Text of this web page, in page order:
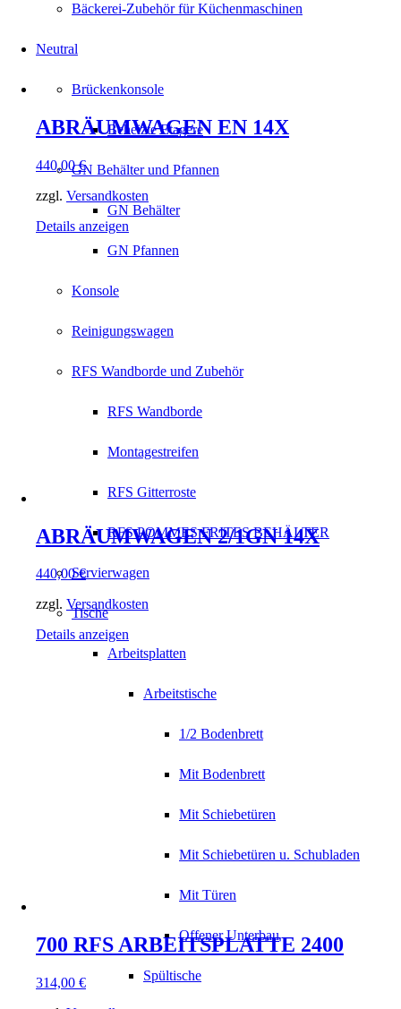
Bäckerei-Zubehör für Küchenmaschinen
Neutral
Brückenkonsole
Beheizte Etagere
GN Behälter und Pfannen
GN Behälter
GN Pfannen
Konsole
Reinigungswagen
RFS Wandborde und Zubehör
RFS Wandborde
Montagestreifen
RFS Gitterroste
RFS POMMES FRITES BEHÄLTER
Servierwagen
Tische
Arbeitsplatten
Arbeitstische
1/2 Bodenbrett
Mit Bodenbrett
Mit Schiebetüren
Mit Schiebetüren u. Schubladen
Mit Türen
Offener Unterbau
Spültische
ABRÄUMWAGEN EN 14X
440,00€
zzgl. Versandkosten
Details anzeigen
ABRÄUMWAGEN 2/1GN 14X
440,00€
zzgl. Versandkosten
Details anzeigen
700 RFS ARBEITSPLATTE 2400
314,00 €